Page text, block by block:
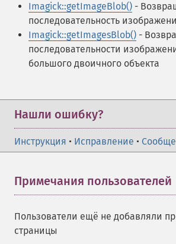
Imagick::getImageBlob() -
последовательность
Imagick::getImagesBlob() -
последовательности
большого двоичного объекта
Нашли ошибку?
Инструкция • Исправление •
Примечания пользователей
Пользователи ещё не добавляли
страницы
removeImage
removeImageProfile
render
resampleImage
resetImagePage
rotateImage
rotationalBlurImage
sampleImage
scaleImage
selectiveBlurImage
separateImageChannel
setBackgroundColor
setColorspace